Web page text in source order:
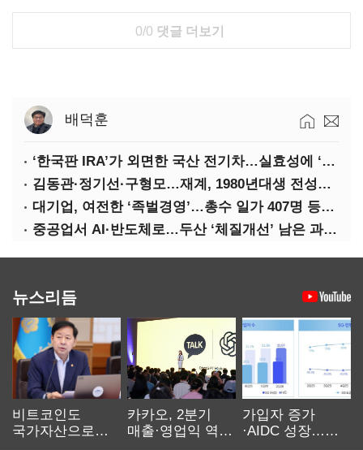
0/0 댓글 더보기
배덕훈
‘한국판 IRA’가 외면한 국산 전기차…실효성에 ‘의문’
김동관·정기선·구형모…재계, 1980년대생 전성시대
대기업, 여전한 ‘족벌경영’…총수 일가 407명 등기임원
중공업서 AI·반도체로…두산 ‘체질개선’ 남은 과제는
뉴스리듬
비트코인도
국가자산으로…'
카카오, 2분기
매출·영업익 역대
가입자 증가
·AIDC 성장…